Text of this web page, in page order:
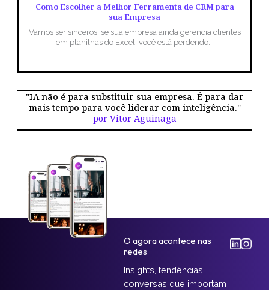
Como Escolher a Melhor Ferramenta de CRM para
sua Empresa
Vamos ser sinceros: se sua empresa ainda gerencia clientes
em planilhas do Excel, você está perdendo...
"IA não é para substituir sua empresa. É para dar
mais tempo para você liderar com inteligência."
por Vitor Aguinaga
O agora acontece nas
redes
Insights, tendências,
conversas que importam